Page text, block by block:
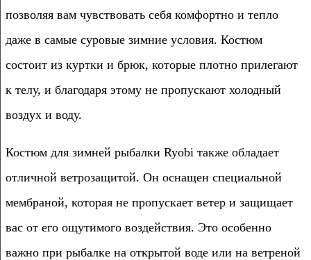
позволяя вам чувствовать себя комфортно и тепло
даже в самые суровые зимние условия. Костюм
состоит из куртки и брюк, которые плотно прилегают
к телу, и благодаря этому не пропускают холодный
воздух и воду.
Костюм для зимней рыбалки Ryobi также обладает
отличной ветрозащитой. Он оснащен специальной
мембраной, которая не пропускает ветер и защищает
вас от его ощутимого воздействия. Это особенно
важно при рыбалке на открытой воде или на ветреной